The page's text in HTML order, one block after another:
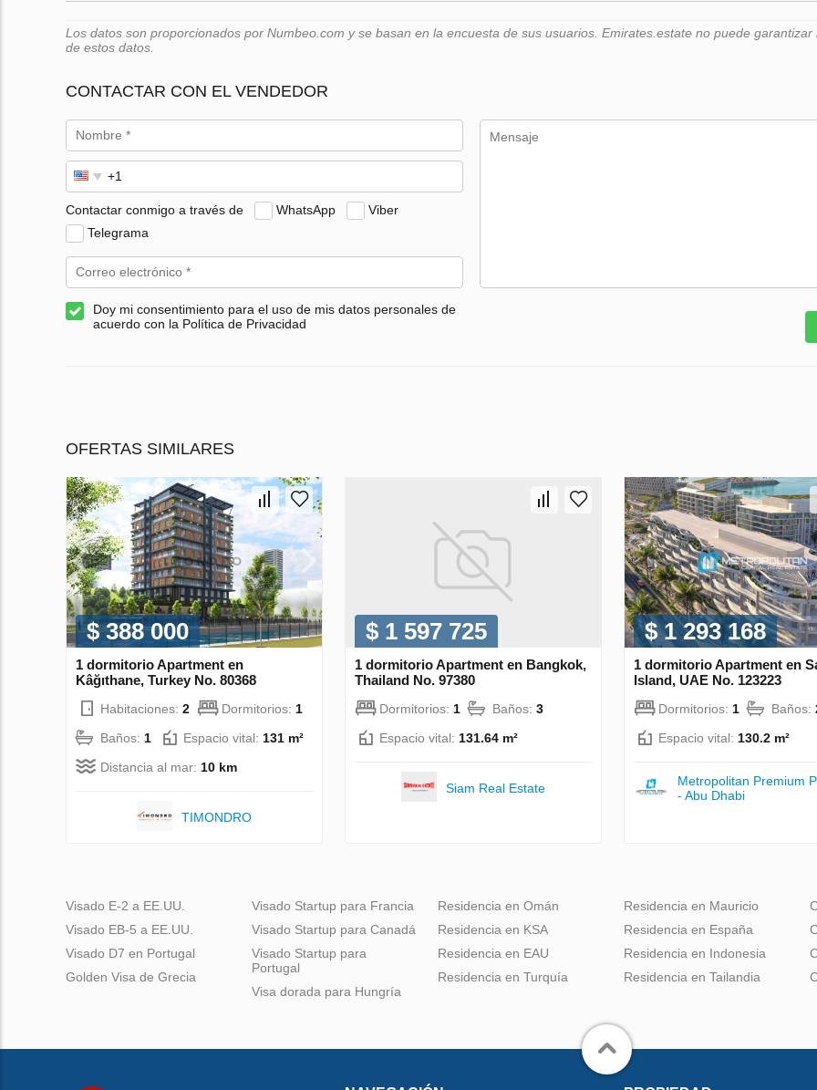
Los datos son proporcionados por Numbeo.com y se basan en la encuesta de sus usuarios. Emirates.estate no puede garantizar
de estos datos.
CONTACTAR CON EL VENDEDOR
Contactar conmigo a través de WhatsApp
Viber
Telegrama
Doy mi consentimiento para el uso de mis datos personales de
acuerdo con la Política de Privacidad
OFERTAS SIMILARES
$ 388 000
1 dormitorio Apartment en
Kâğıthane, Turkey No. 80368
Habitaciones: 2 Dormitorios: 1
Baños: 1 Espacio vital: 131 m²
Distancia al mar: 10 km
TIMONDRO
$ 1 597 725
1 dormitorio Apartment en Bangkok,
Thailand No. 97380
Dormitorios: 1 Baños: 3
Espacio vital: 131.64 m²
Siam Real Estate
$ 1 293 168
1 dormitorio Apartment en
Island, UAE No. 123223
Dormitorios: 1 Baños:
Espacio vital: 130.2 m²
Metropolitan Premium
- Abu Dhabi
Visado E-2 a EE.UU.
Visado EB-5 a EE.UU.
Visado D7 en Portugal
Golden Visa de Grecia
Visado Startup para Francia
Visado Startup para Canadá
Visado Startup para
Portugal
Visa dorada para Hungría
Residencia en Omán
Residencia en KSA
Residencia en EAU
Residencia en Turquía
Residencia en Mauricio
Residencia en España
Residencia en Indonesia
Residencia en Tailandia